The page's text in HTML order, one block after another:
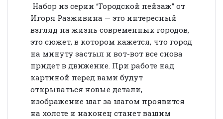
Набор из серии “Городской пейзаж” от
Игоря Разживина — это интересный
взгляд на жизнь современных городов,
это сюжет, в котором кажется, что город
на минуту застыл и вот-вот все снова
придет в движение. При работе над
картиной перед вами будут
открываться новые детали,
изображение шаг за шагом проявится
на холсте и наконец станет вашим